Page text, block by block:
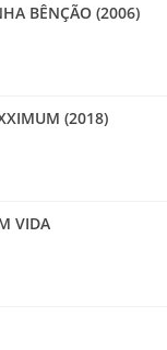
BÊNÇÃO (2006)
(2018)
VIDA